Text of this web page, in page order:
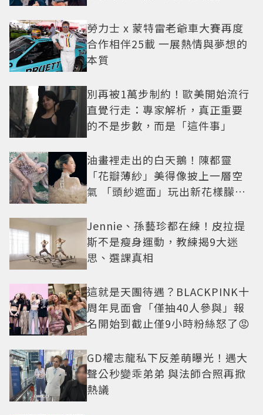
勞力士 x 蒙特雷老爺車大賽再度
合作相伴25載 一展熱情與夢想的
本質
別再被1萬步制約！歐美開始流行
直覺行走：專家解析，真正重要
的不是步數，而是「這件事」
油畫裡走出的白天鵝！陳都靈
「花瓣薄紗」美得像披上一層空
氣 「頭紗遮面」玩出新花樣朦朧
Jennie、孫藝珍都在練！皮拉提
斯不是瘦身運動，教練揭9大迷
思、選課真相
這就是天團待遇？BLACKPINK十
周年見面會「僅抽40人參與」報
名開始到截止僅9小時粉絲怒了😡
GD權志龍私下反差萌曝光！遇大
聲公秒變乖弟弟 與法師合照再掀
熱議